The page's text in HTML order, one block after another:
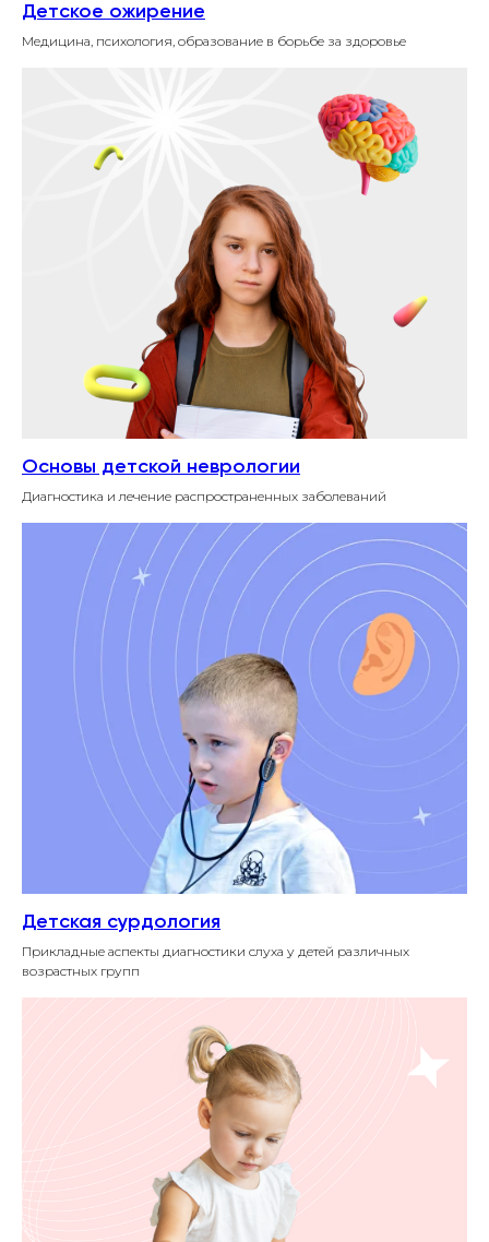
Детское ожирение
Медицина, психология, образование в борьбе за здоровье
Основы детской неврологии
Диагностика и лечение распространенных заболеваний
Детская сурдология
Прикладные аспекты диагностики слуха у детей различных
возрастных групп